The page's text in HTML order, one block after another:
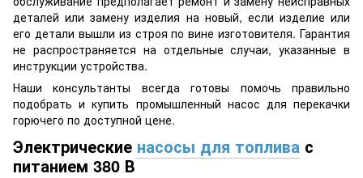
деталей или замену изделия на новый, если изделие или
его детали вышли из строя по вине изготовителя. Гарантия
не распространяется на отдельные случаи, указанные в
инструкции устройства.
Наши консультанты всегда готовы помочь правильно
подобрать и купить промышленный насос для перекачки
горючего по доступной цене.
Электрические насосы для топлива с
питанием 380 В